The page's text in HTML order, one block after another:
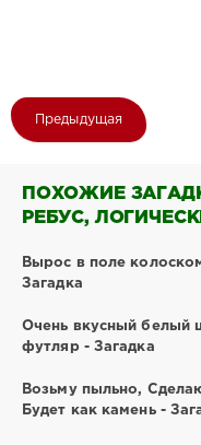
Предыдущая
ПОХОЖИЕ
РЕБУС,
Вырос в поле
Загадка
Очень вкусный белый
футляр - Загадка
Возьму пыльно,
Будет как камень -